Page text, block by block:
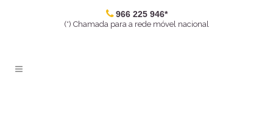
966 225 946*
(*) Chamada para a rede móvel nacional